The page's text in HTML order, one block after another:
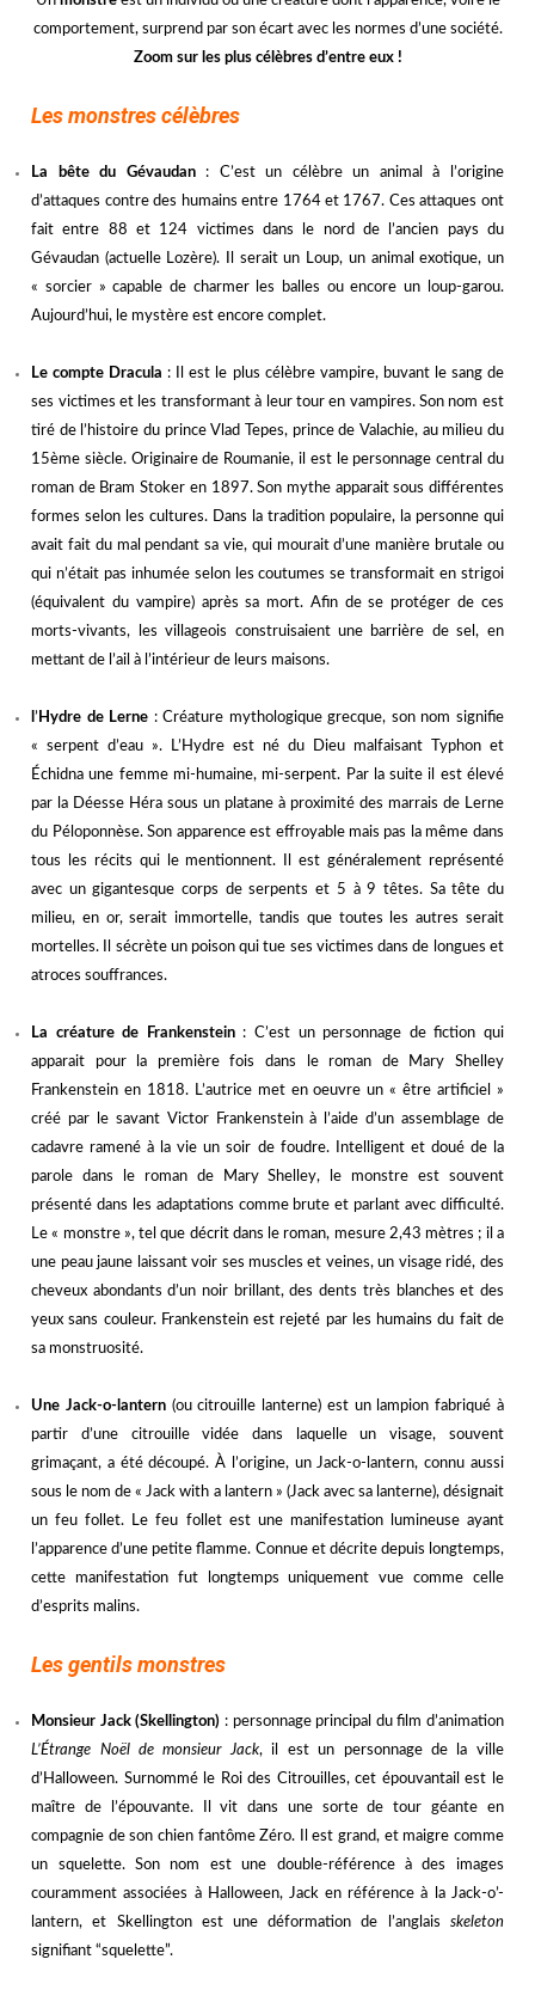
comportement, surprend par son écart avec les normes d’une société.
Zoom sur les plus célèbres d’entre eux !
Les monstres célèbres
La bête du Gévaudan: C’est un célèbre un animal à l ’origine
d’attaques contre des humains entre 1764 et 1767. Ces attaques ont
fait entre 88 et 124 victimes dans le nord de l’ancien pays du
Gévaudan (actuelle Lozère). Il serait un Loup, un animal exotique, un
« sorcier » capable de charmer les balles ou encore un loup-garou.
Aujourd’ hui, le mystère est encore complet.
Le compte Dracula : Il est le plus célèbre vampire, buvant le sang de
ses victimes et les transformant à leur tour en vampires. Son nom est
tiré de l’ histoire du prince Vlad Tepes, prince de Valachie, au milieu du
15ème siècle. Originaire de Roumanie, il est le personnage central du
roman de Bram Stoker en 1897. Son mythe apparait sous différentes
formes selon les cultures. Dans la tradition populaire, la personne qui
avait fait du mal pendant sa vie, qui mourait d’une manière brutale ou
qui n’était pas inhumée selon les coutumes se transformait en strigoi
(équivalent du vampire) après sa mort. Afin de se protéger de ces
morts-vivants, les villageois construisaient une barrière de sel, en
mettant de l’ail à l’intérieur de leurs maisons.
l’ Hydre de Lerne : Créature mythologique grecque, son nom signifie
« serpent d’eau ». L’ Hydre est né du Dieu malfaisant Typhon et
Échidna une femme mi-humaine, mi-serpent. Par la suite il est élevé
par la Déesse Héra sous un platane à proximité des marrais de Lerne
du Péloponnèse. Son apparence est effroyable mais pas la même dans
tous les récits qui le mentionnent. Il est généralement représenté
avec un gigantesque corps de serpents et 5 à 9 têtes. Sa tête du
milieu, en or, serait immortelle, tandis que toutes les autres serait
mortelles. Il sécrète un poison qui tue ses victimes dans de longues et
atroces souffrances.
La créature de Frankenstein: C’est un personnage de fiction qui
apparait pour la première fois dans le roman de Mary Shelley
Frankenstein en 1818. L’autrice met en oeuvre un « être artificiel »
créé par le savant Victor Frankenstein à l’aide d’un assemblage de
cadavre ramené à la vie un soir de foudre. Intelligent et doué de la
parole dans le roman de Mary Shelley, le monstre est souvent
présenté dans les adaptations comme brute et parlant avec difficulté.
Le « monstre », tel que décrit dans le roman, mesure 2,43 mètres ; il a
une peau jaune laissant voir ses muscles et veines, un visage ridé, des
cheveux abondants d’un noir brillant, des dents très blanches et des
yeux sans couleur. Frankenstein est rejeté par les humains du fait de
sa monstruosité.
Une Jack-o-lantern(ou citrouille lanterne) est un lampion fabriqué à
partir d’une citrouille vidée dans laquelle un visage, souvent
grimaçant, a été découpé.À l’origine, un Jack-o-lantern, connu aussi
sous le nom de « Jack with a lantern » (Jack avec sa lanterne), désignait
un feu follet. Le feu follet est une manifestation lumineuse ayant
l’apparence d’une petite flamme. Connue et décrite depuis longtemps,
cette manifestation fut longtemps uniquement vue comme celle
d’esprits malins.
Les gentils monstres
Monsieur Jack (Skellington) : personnage principal du film d’animation
L’Étrange Noël de monsieur Jack, il est un personnage de la ville
d’Halloween. Surnommé le Roi des Citrouilles, cet épouvantail est le
maître de l’épouvante. Il vit dans une sorte de tour géante en
compagnie de son chien fantôme Zéro. Il est grand, et maigre comme
un squelette. Son nom est une double-référence à des images
couramment associées à Halloween, Jack en référence à la Jack-o’-
lantern, et Skellington est une déformation de l ’anglais skeleton
signifiant “squelette”.